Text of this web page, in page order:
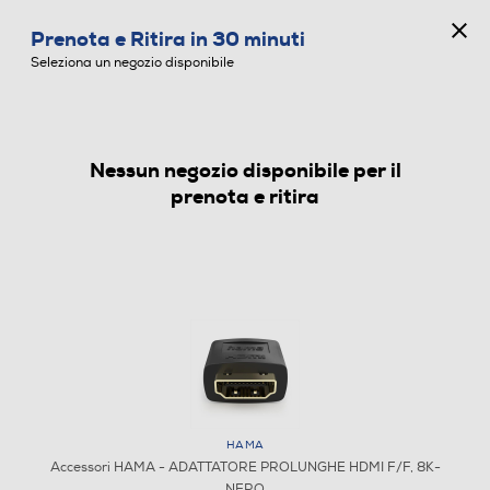
ACCESSORI
Prenota e Ritira in 30 minuti
Seleziona un negozio disponibile
Nessun negozio disponibile per il
prenota e ritira
HAMA
Accessori HAMA - ADATTATORE PROLUNGHE HDMI F/F, 8K-